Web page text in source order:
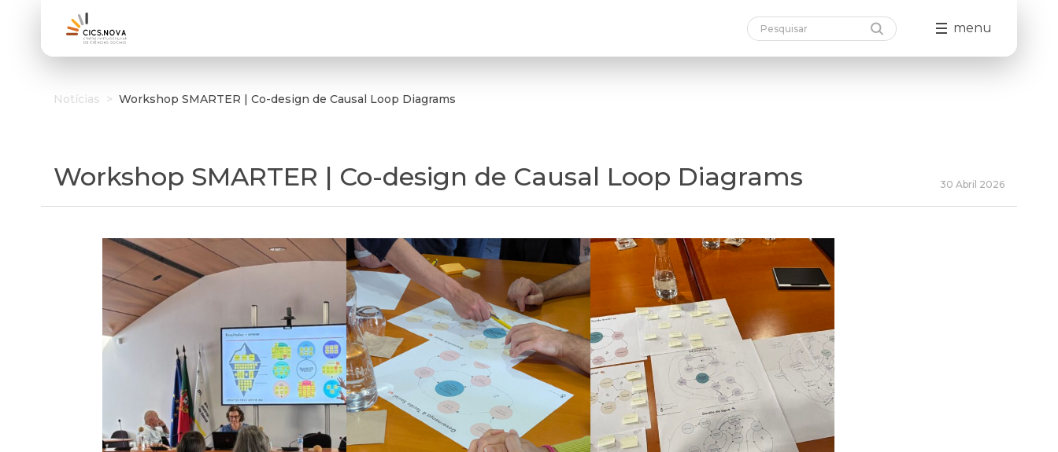
menu
Notícias > Workshop SMARTER | Co-design de Causal Loop Diagrams
Workshop SMARTER | Co-design de Causal Loop Diagrams 30 Abril 2026